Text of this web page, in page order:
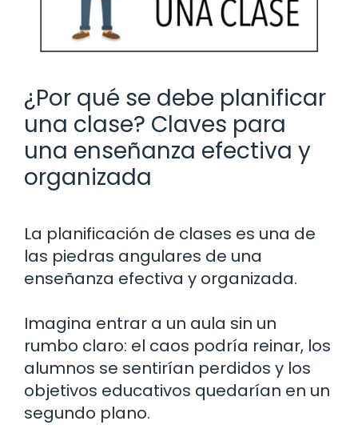
¿Por qué se debe planificar
una clase? Claves para
una enseñanza efectiva y
organizada
La planificación de clases es una de
las piedras angulares de una
enseñanza efectiva y organizada.
Imagina entrar a un aula sin un
rumbo claro: el caos podría reinar, los
alumnos se sentirían perdidos y los
objetivos educativos quedarían en un
segundo plano.